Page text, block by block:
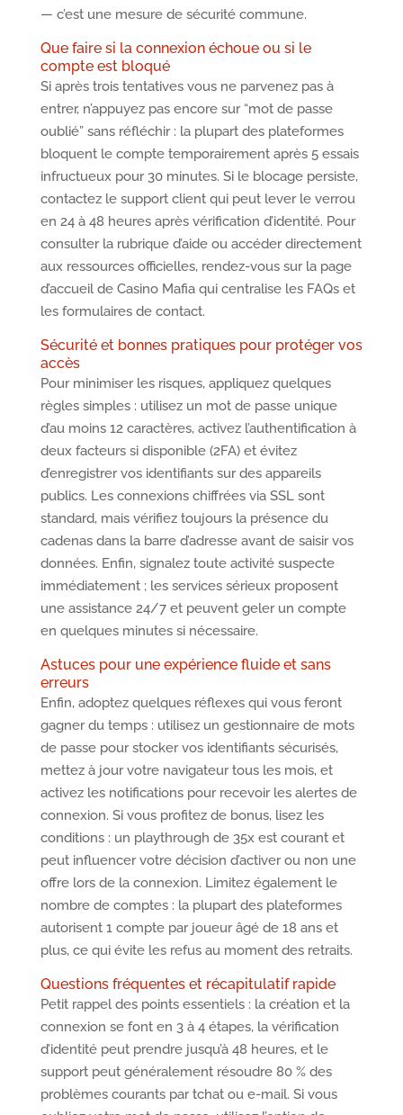
— c’est une mesure de sécurité commune.
Que faire si la connexion échoue ou si le
compte est bloqué
Si après trois tentatives vous ne parvenez pas à
entrer, n’appuyez pas encore sur “mot de passe
oublié” sans réfléchir : la plupart des plateformes
bloquent le compte temporairement après 5 essais
infructueux pour 30 minutes. Si le blocage persiste,
contactez le support client qui peut lever le verrou
en 24 à 48 heures après vérification d’identité. Pour
consulter la rubrique d’aide ou accéder directement
aux ressources officielles, rendez-vous sur la page
d’accueil de Casino Mafia qui centralise les FAQs et
les formulaires de contact.
Sécurité et bonnes pratiques pour protéger vos
accès
Pour minimiser les risques, appliquez quelques
règles simples : utilisez un mot de passe unique
d’au moins 12 caractères, activez l’authentification à
deux facteurs si disponible (2FA) et évitez
d’enregistrer vos identifiants sur des appareils
publics. Les connexions chiffrées via SSL sont
standard, mais vérifiez toujours la présence du
cadenas dans la barre d’adresse avant de saisir vos
données. Enfin, signalez toute activité suspecte
immédiatement ; les services sérieux proposent
une assistance 24/7 et peuvent geler un compte
en quelques minutes si nécessaire.
Astuces pour une expérience fluide et sans
erreurs
Enfin, adoptez quelques réflexes qui vous feront
gagner du temps : utilisez un gestionnaire de mots
de passe pour stocker vos identifiants sécurisés,
mettez à jour votre navigateur tous les mois, et
activez les notifications pour recevoir les alertes de
connexion. Si vous profitez de bonus, lisez les
conditions : un playthrough de 35x est courant et
peut influencer votre décision d’activer ou non une
offre lors de la connexion. Limitez également le
nombre de comptes : la plupart des plateformes
autorisent 1 compte par joueur âgé de 18 ans et
plus, ce qui évite les refus au moment des retraits.
Questions fréquentes et récapitulatif rapide
Petit rappel des points essentiels : la création et la
connexion se font en 3 à 4 étapes, la vérification
d’identité peut prendre jusqu’à 48 heures, et le
support peut généralement résoudre 80 % des
problèmes courants par tchat ou e-mail. Si vous